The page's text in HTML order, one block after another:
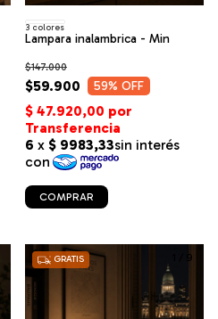
Lampara inalambrica - Min
$59.900
$147.000
59% OFF
3 colores
COMPRAR
9
GRATIS